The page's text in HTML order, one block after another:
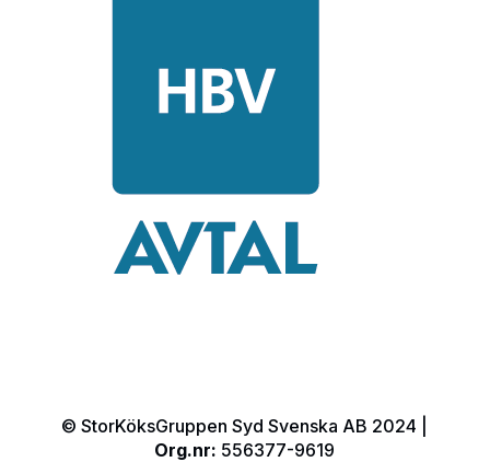
© StorKöksGruppen Syd Svenska AB 2024 |
Org.nr: 556377-9619